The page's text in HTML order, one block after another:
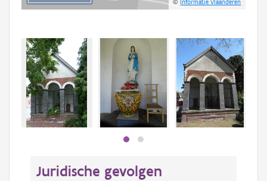
©Informatie Vlaanderen
Juridische gevolgen